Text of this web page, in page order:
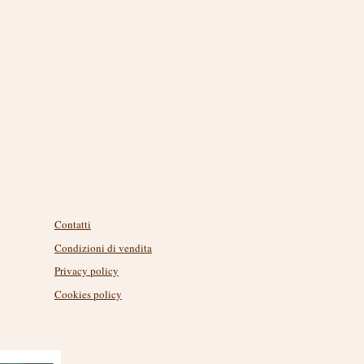
Contatti
Condizioni di vendita
Privacy policy
Cookies policy